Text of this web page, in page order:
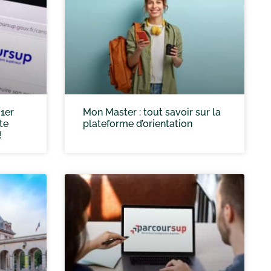
Mon Master : tout savoir sur la
plateforme d’orientation